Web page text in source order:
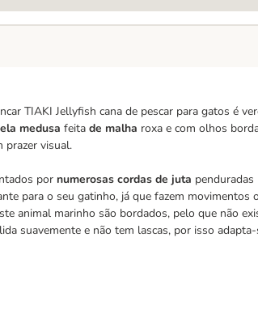
TIAKI Jellyfish cana de pescar para gatos é
medusa feita de malha roxa e com olhos
prazer visual.
por numerosas cordas de juta
para o seu gatinho, já que fazem movimentos
animal marinho são bordados, pelo que não
suavemente e não tem lascas, por isso